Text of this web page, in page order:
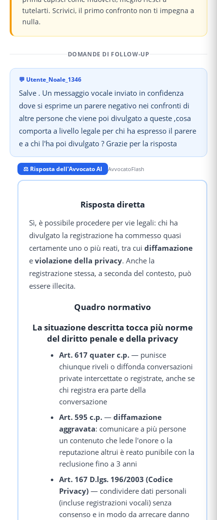
tutelarti. Scrivici, il primo confronto non ti impegna a
nulla.
DOMANDE DI FOLLOW-UP
💬 Utente_Noale_1346
Salve . Un messaggio vocale inviato in confidenza
dove si esprime un parere negativo nei confronti di
altre persone che viene poi divulgato a queste ,cosa
comporta a livello legale per chi ha espresso il parere
e a chi l'ha poi divulgato ? Grazie per la risposta
⚖️ Risposta dell'Avvocato AI AvvocatoFlash
Risposta diretta
Sì, è possibile procedere per vie legali: chi ha
divulgato la registrazione ha commesso quasi
certamente uno o più reati, tra cui diffamazione
e violazione della privacy. Anche la
registrazione stessa, a seconda del contesto, può
essere illecita.
Quadro normativo
La situazione descritta tocca più norme
del diritto penale e della privacy
Art. 617 quater c.p. — punisce
chiunque riveli o diffonda conversazioni
private intercettate o registrate, anche se
chi registra era parte della
conversazione
Art. 595 c.p. —diffamazione
aggravata: comunicare a più persone
un contenuto che lede l'onore o la
reputazione altrui è reato punibile con la
reclusione fino a 3 anni
Art. 167 D.lgs. 196/2003 (Codice
Privacy) — condividere dati personali
(incluse registrazioni vocali) senza
consenso e in modo da arrecare danno